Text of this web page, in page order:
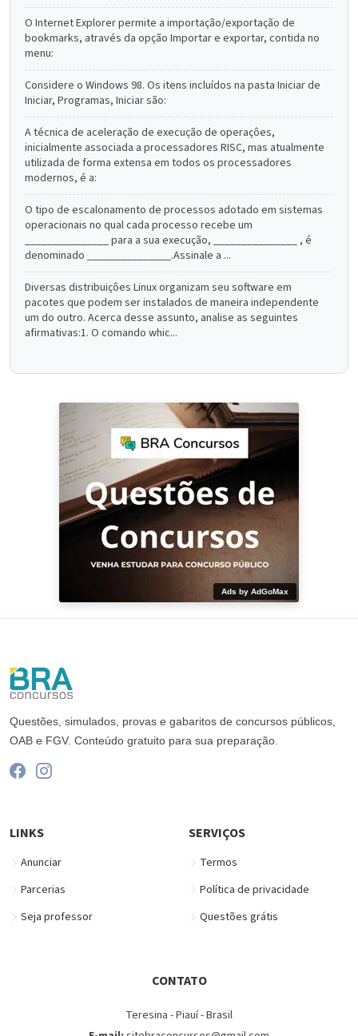
O Internet Explorer permite a importação/exportação de
bookmarks, através da opção Importar e exportar, contida no
menu:
Considere o Windows 98. Os itens incluídos na pasta Iniciar de
Iniciar, Programas, Iniciar são:
A técnica de aceleração de execução de operaçôes,
inicialmente associada a processadores RISC, mas atualmente
utilizada de forma extensa em todos os processadores
modernos, é a:
O tipo de escalonamento de processos adotado em sistemas
operacionais no qual cada processo recebe um
_______________ para a sua execução, _______________ , é
denominado _______________.Assinale a ...
Diversas distribuiçôes Linux organizam seu software em
pacotes que podem ser instalados de maneira independente
um do outro. Acerca desse assunto, analise as seguintes
afirmativas:1. O comando whic...
Ads by AdGoMax
Questões, simulados, provas e gabaritos de concursos públicos,
OAB e FGV. Conteúdo gratuito para sua preparação.
LINKS
Anunciar
Parcerias
Seja professor
SERVIÇOS
Termos
Política de privacidade
Questões grátis
CONTATO
Teresina - Piauí - Brasil